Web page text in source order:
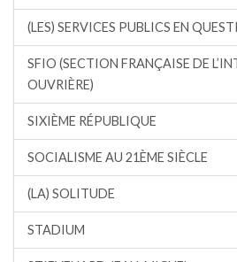
(LES) SERVICES PUBLICS EN
SFIO (SECTION FRANÇAISE DE
OUVRIÈRE)
SIXIÈME RÉPUBLIQUE
SOCIALISME AU 21ÈME SIÈCLE
(LA) SOLITUDE
STADIUM